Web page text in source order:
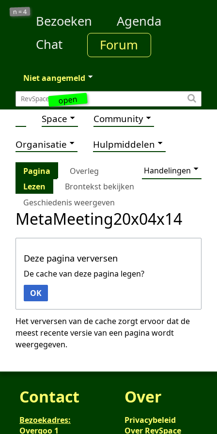
open
n =4
Bezoeken
Agenda
Chat
Forum
Niet aangemeld
Space Community
Organisatie Hulpmiddelen
Pagina Overleg
Handelingen
Lezen
Brontekst bekijken
Geschiedenis weergeven
MetaMeeting20x04x14
Deze pagina verversen
De cache van deze pagina legen?
OK
Het verversen van de cache zorgt ervoor dat de
meest recente versie van een pagina wordt
weergegeven.
Contact
Bezoekadres:
Overgoo 1
Over
Privacybeleid
Over RevSpace